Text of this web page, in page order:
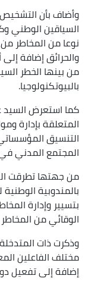
وأضاف بأن
نوعا من المخاطر من
والحرائق إضافة إلى
من بينها الخطر
بالبيوتكنولوجيا.
كما استعرض السيد
المتعلقة بإدارة
التنسيق
المجتمع المدني في
من جهتها تطرقت
بالمندوبية الوطنية
بتسيير وإدارة
الوقائي من المخاطر
وذكرت ذات
مختلف الفاعلين
إضافة إلى تفعيل